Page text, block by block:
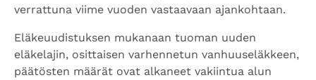
verrattuna viime vuoden vastaavaan ajankohtaan.
Eläkeuudistuksen mukanaan tuoman uuden
eläkelajin, osittaisen varhennetun vanhuuseläkkeen,
päätösten määrät ovat alkaneet vakiintua alun